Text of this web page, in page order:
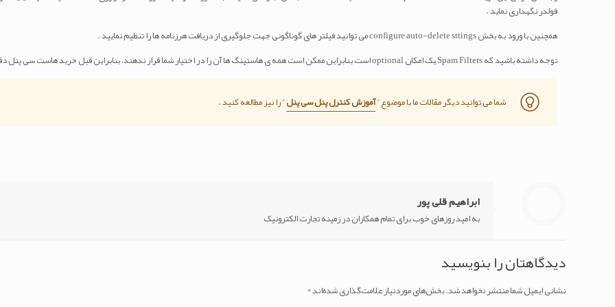
فولدر نگهداری نماید .
همچنین با ورود به بخش configure auto-delete sttings می توانید فیلتر های گوناگونی جهت جلوگیری از دریافت هرزنامه ها را تنظیم نمایید .
توجه داشته باشید که Spam Filters یک امکان optional است بنابراین ممکن است همه ی هاستینگ ها آن را در اختیار شما قرار ندهند، بنابراین قبل خرید هاست سی پنل دقت کنید تا این مورد در هاست شما وجود داشته باشد .
شما می توانید دیگر مقالات ما با موضوع ”آموزش کنترل پنل سی پنل” را نیز مطالعه کنید .
ابراهیم قلی پور
به امید روزهای خوب برای تمام همکاران در زمینه تجارت الکترونیک
دیدگاهتان را بنویسید
نشانی ایمیل شما منتشر نخواهد شد.بخش‌های موردنیاز علامت‌گذاری شده‌اند*